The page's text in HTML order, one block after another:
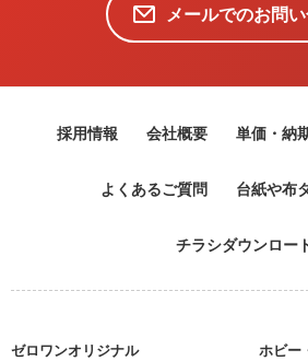
メールでのお問
採用情報 会社概要 単価・納
よくあるご質問 台紙や布
チラシダウンロー
ゼロワンオリジナル ホビー